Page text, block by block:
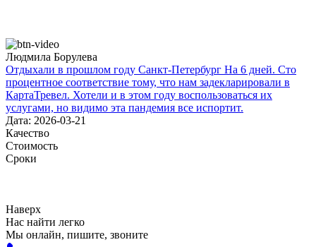
Людмила Борулева
Отдыхали в прошлом году Санкт-Петербург На 6 дней. Сто
процентное соответствие тому, что нам задекларировали в
КартаТревел. Хотели и в этом году воспользоваться их
услугами, но видимо эта пандемия все испортит.
Дата: 2026-03-21
Качество
Стоимость
Сроки
Наверх
Нас найти легко
Мы онлайн, пишите, звоните